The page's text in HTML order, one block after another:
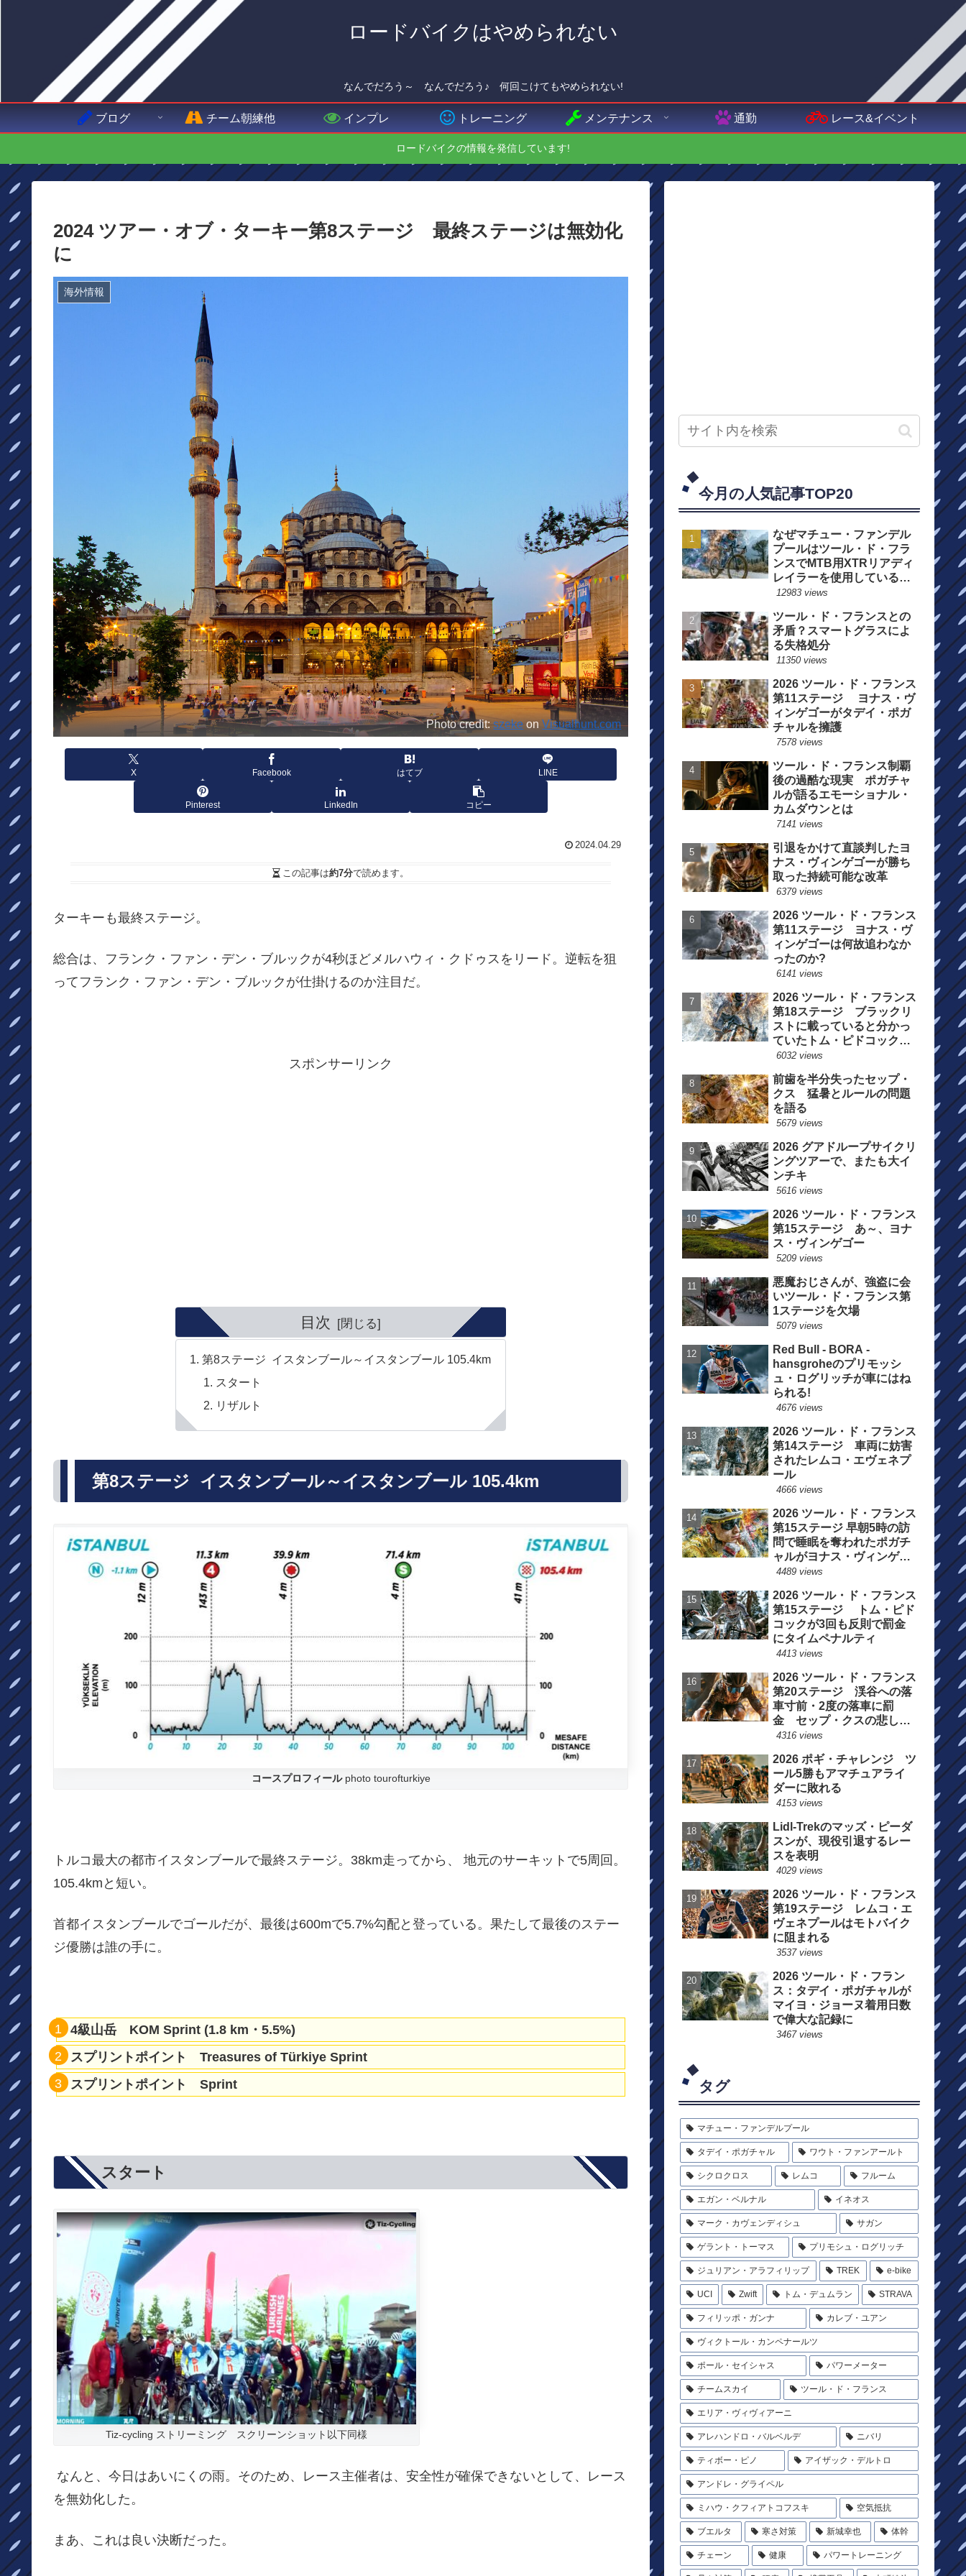
ロードバイクはやめられない
なんでだろう～ なんでだろう♪ 何回こけてもやめられない!
ブログ チーム朝練他 インプレ トレーニング メンテナンス 通勤 レース&イベント
ロードバイクの情報を発信しています!
2024 ツアー・オブ・ターキー第8ステージ 最終ステージは無効化
に
海外情報
Photo credit:szekeonVisualhunt.com
X Facebook はてブ LINE
Pinterest LinkedIn コピー
2024.04.29
この記事は約7分で読めます。
ターキーも最終ステージ。
総合は、フランク・ファン・デン・ブルックが4秒ほどメルハウィ・クドゥスをリード。逆転を狙
ってフランク・ファン・デン・ブルックが仕掛けるのか注目だ。
スポンサーリンク
目次
第8ステージ イスタンブール～イスタンブール 105.4km
スタート
リザルト
第8ステージ イスタンブール～イスタンブール 105.4km
コースプロフィールphoto tourofturkiye
トルコ最大の都市イスタンブールで最終ステージ。38km走ってから、 地元のサーキットで5周回。
105.4kmと短い。
首都イスタンブールでゴールだが、最後は600mで5.7%勾配と登っている。果たして最後のステー
ジ優勝は誰の手に。
4級山岳 KOM Sprint (1.8 km・5.5%)
スプリントポイント Treasures of Türkiye Sprint
スプリントポイント Sprint
スタート
Tiz-cycling ストリーミング スクリーンショット以下同様
なんと、今日はあいにくの雨。そのため、レース主催者は、安全性が確保できないとして、レース
を無効化した。
まあ、これは良い決断だった。
今月の人気記事TOP20
なぜマチュー・ファンデル
プールはツール・ド・フラ
ンスでMTB用XTRリアディ
レイラーを使用しているの
か？
12983 views
ツール・ド・フランスとの
矛盾？スマートグラスによ
る失格処分
11350 views
2026 ツール・ド・フランス
第11ステージ ヨナス・ヴ
ィンゲゴーがタデイ・ポガ
チャルを擁護
7578 views
ツール・ド・フランス制覇
後の過酷な現実 ポガチャ
ルが語るエモーショナル・
カムダウンとは
7141 views
引退をかけて直談判したヨ
ナス・ヴィンゲゴーが勝ち
取った持続可能な改革
6379 views
2026 ツール・ド・フランス
第11ステージ ヨナス・ヴ
ィンゲゴーは何故追わなか
ったのか?
6141 views
2026 ツール・ド・フランス
第18ステージ ブラックリ
ストに載っていると分かっ
ていたトム・ピドコックは
総合順位死守に
6032 views
前歯を半分失ったセップ・
クス 猛暑とルールの問題
を語る
5679 views
2026 グアドループサイクリ
ングツアーで、またも大イ
ンチキ
5616 views
2026 ツール・ド・フランス
第15ステージ あ～、ヨナ
ス・ヴィンゲゴー
5209 views
悪魔おじさんが、強盗に会
いツール・ド・フランス第
1ステージを欠場
5079 views
Red Bull - BORA -
hansgroheのプリモッシ
ュ・ログリッチが車にはね
られる!
4676 views
2026 ツール・ド・フランス
第14ステージ 車両に妨害
されたレムコ・エヴェネプ
ール
4666 views
2026 ツール・ド・フランス
第15ステージ 早朝5時の訪
問で睡眠を奪われたポガチ
ャルがヨナス・ヴィンゲゴ
ーの離脱を惜しむ
4489 views
2026 ツール・ド・フランス
第15ステージ トム・ピド
コックが3回も反則で罰金
にタイムペナルティ
4413 views
2026 ツール・ド・フランス
第20ステージ 渓谷への落
車寸前・2度の落車に罰
金 セップ・クスの悲しい
一日
4316 views
2026 ポギ・チャレンジ ツ
ール5勝もアマチュアライ
ダーに敗れる
4153 views
Lidl-Trekのマッズ・ピーダ
スンが、現役引退するレー
スを表明
4029 views
2026 ツール・ド・フランス
第19ステージ レムコ・エ
ヴェネプールはモトバイク
に阻まれる
3537 views
2026 ツール・ド・フラン
ス：タデイ・ポガチャルが
マイヨ・ジョーヌ着用日数
で偉大な記録に
3467 views
タグ
マチュー・ファンデルプール
タデイ・ポガチャル ワウト・ファンアールト
シクロクロス レムコ フルーム
エガン・ベルナル イネオス
マーク・カヴェンディシュ サガン
ゲラント・トーマス プリモシュ・ログリッチ
ジュリアン・アラフィリップ TREK e-bike
UCI Zwift トム・デュムラン STRAVA
フィリッポ・ガンナ カレブ・ユアン
ヴィクトール・カンペナールツ
ポール・セイシャス パワーメーター
チームスカイ ツール・ド・フランス
エリア・ヴィヴィアーニ
アレハンドロ・バルベルデ ニバリ
ティボー・ピノ アイザック・デルトロ
アンドレ・グライペル
ミハウ・クフィアトコフスキ 空気抵抗
ブエルタ 寒さ対策 新城幸也 体幹
チェーン 健康 パワートレーニング